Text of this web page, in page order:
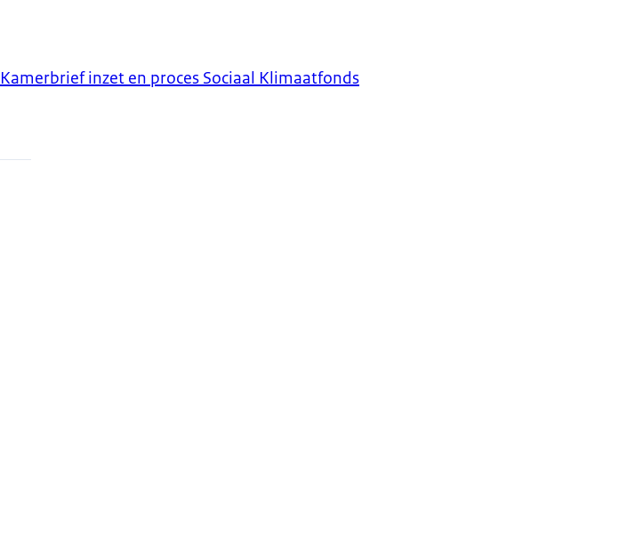
inzet en proces Sociaal Klimaatfonds